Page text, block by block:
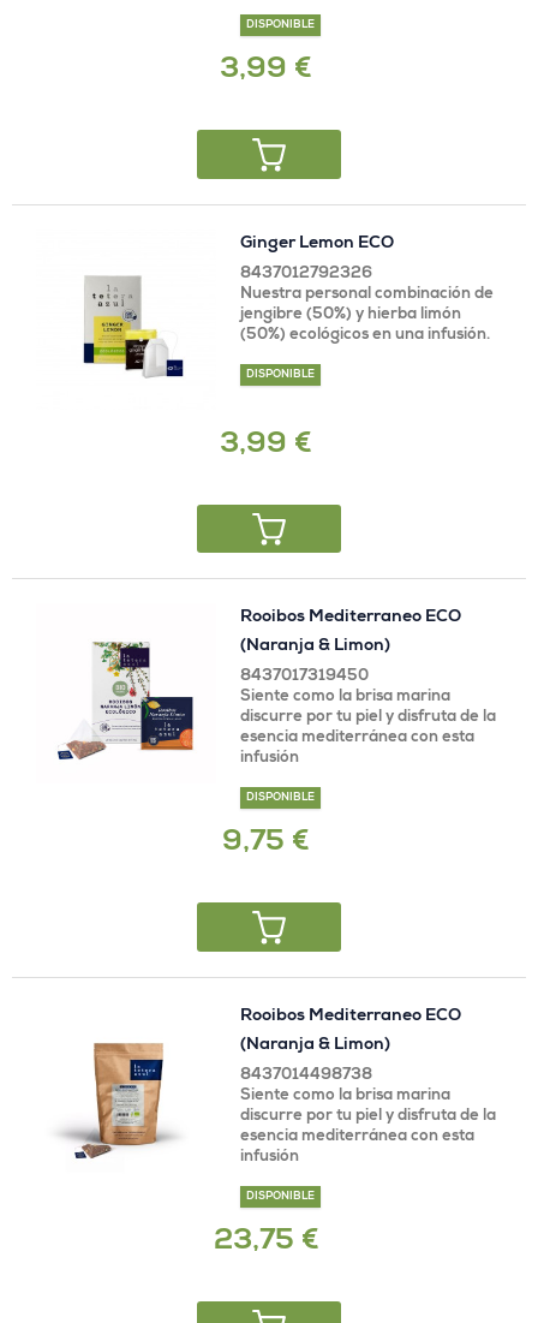
DISPONIBLE
3,99 €
Ginger Lemon ECO
8437012792326
Nuestra personal combinación de
jengibre (50%) y hierba limón
(50%) ecológicos en una infusión.
DISPONIBLE
3,99 €
Rooibos Mediterraneo ECO
(Naranja & Limon)
8437017319450
Siente como la brisa marina
discurre por tu piel y disfruta de la
esencia mediterránea con esta
infusión
DISPONIBLE
9,75 €
Rooibos Mediterraneo ECO
(Naranja & Limon)
8437014498738
Siente como la brisa marina
discurre por tu piel y disfruta de la
esencia mediterránea con esta
infusión
DISPONIBLE
23,75 €